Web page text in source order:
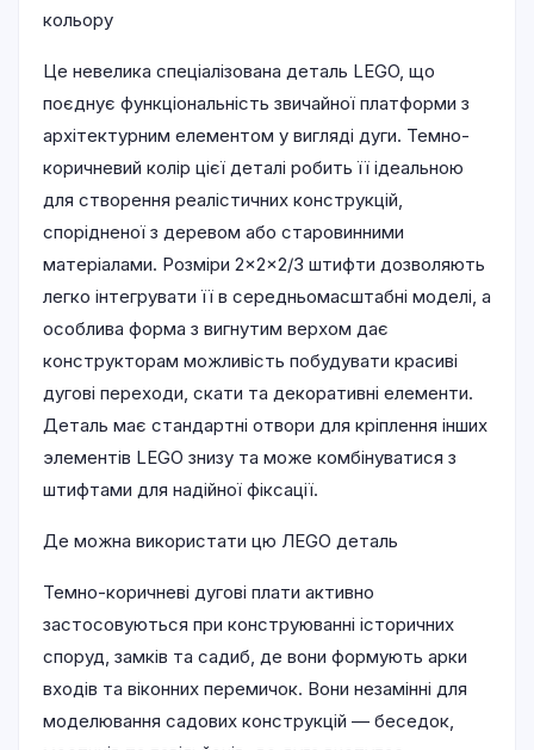
кольору
Це невелика спеціалізована деталь LEGO, що
поєднує функціональність звичайної платформи з
архітектурним елементом у вигляді дуги. Темно-
коричневий колір цієї деталі робить її ідеальною
для створення реалістичних конструкцій,
спорідненої з деревом або старовинними
матеріалами. Розміри 2×2×2/3 штифти дозволяють
легко інтегрувати її в середньомасштабні моделі, а
особлива форма з вигнутим верхом дає
конструкторам можливість побудувати красиві
дугові переходи, скати та декоративні елементи.
Деталь має стандартні отвори для кріплення інших
элементів LEGO знизу та може комбінуватися з
штифтами для надійної фіксації.
Де можна використати цю ЛEGO деталь
Темно-коричневі дугові плати активно
застосовуються при конструюванні історичних
споруд, замків та садиб, де вони формують арки
входів та віконних перемичок. Вони незамінні для
моделювання садових конструкцій — беседок,